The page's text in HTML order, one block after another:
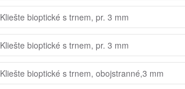
Kliešte bioptické s trnem, pr. 3 mm
Kliešte bioptické s trnem, pr. 3 mm
Kliešte bioptické s trnem, obojstranné,3 mm